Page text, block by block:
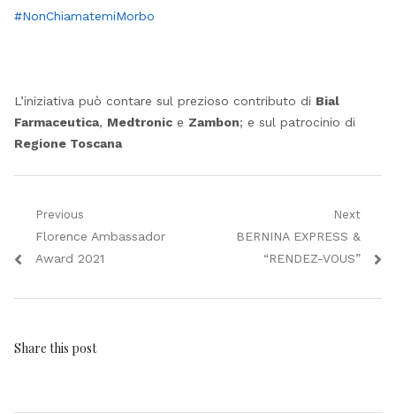
#NonChiamatemiMorbo
L’iniziativa può contare sul prezioso contributo di Bial
Farmaceutica, Medtronice Zambon; e sul patrocinio di
Regione Toscana
Navigazione
articoli
Previous
Previous
post:
Florence Ambassador
Award 2021
Next
Next
post:
BERNINA EXPRESS &
“RENDEZ-VOUS”
Share this post